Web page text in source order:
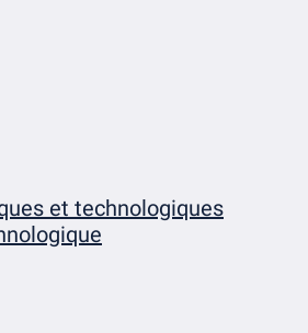
et technologiques